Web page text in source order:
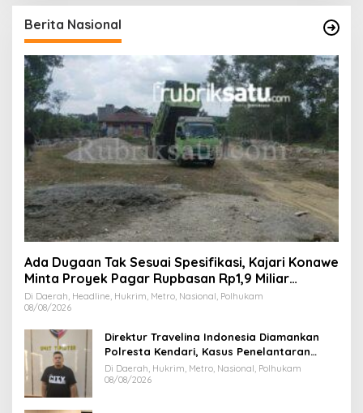
Berita Nasional
Ada Dugaan Tak Sesuai Spesifikasi, Kajari Konawe
Minta Proyek Pagar Rupbasan Rp1,9 Miliar
Dihentikan
Di Daerah, Headline, Hukrim, Metro, Nasional, Polhukam
08/08/2026
Direktur Travelina Indonesia Diamankan
Polresta Kendari, Kasus Penelantaran
Jemaah Umrah Masuk Babak Baru
Di Daerah, Hukrim, Metro, Nasional, Polhukam
08/08/2026